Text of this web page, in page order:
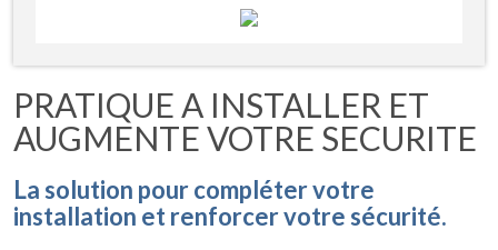
PRATIQUE A INSTALLER ET
AUGMENTE VOTRE SECURITE
La solution pour compléter votre
installation et renforcer votre sécurité.